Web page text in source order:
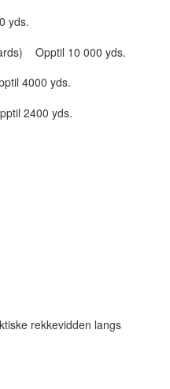
yds.
Opptil 10 000 yds.
4000 yds.
2400 yds.
rekkevidden langs